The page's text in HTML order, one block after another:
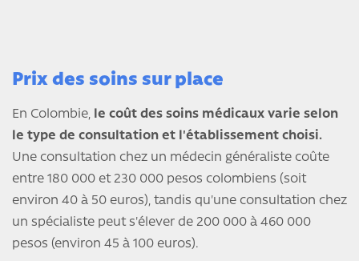
Prix des soins sur place
En Colombie, le coût des soins médicaux varie selon
le type de consultation et l'établissement choisi.
Une consultation chez un médecin généraliste coûte
entre 180 000 et 230 000 pesos colombiens (soit
environ 40 à 50 euros), tandis qu'une consultation chez
un spécialiste peut s'élever de 200 000 à 460 000
pesos (environ 45 à 100 euros).